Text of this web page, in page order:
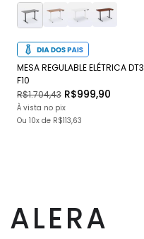
MESA REGULABLE ELÉTRICA DT3
F10
R$1.704,43 R$999,90
À vista no pix
Ou 10x de R$113,63
ALERA